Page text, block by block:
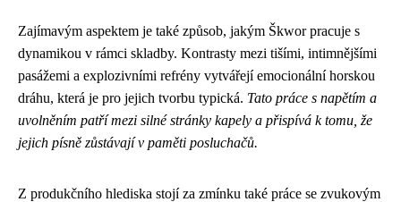
Zajímavým aspektem je také způsob, jakým Škwor pracuje s
dynamikou v rámci skladby. Kontrasty mezi tišími, intimnějšími
pasážemi a explozivními refrény vytvářejí emocionální horskou
dráhu, která je pro jejich tvorbu typická. Tato práce s napětím a
uvolněním patří mezi silné stránky kapely a přispívá k tomu, že
jejich písně zůstávají v paměti posluchačů.
Z produkčního hlediska stojí za zmínku také práce se zvukovým